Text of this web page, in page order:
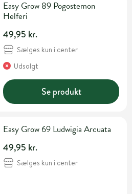
Easy Grow 89 Pogostemon
Helferi
49,95 kr.
Sælges kun i center
Udsolgt
Se produkt
Easy Grow 69 Ludwigia Arcuata
49,95 kr.
Sælges kun i center